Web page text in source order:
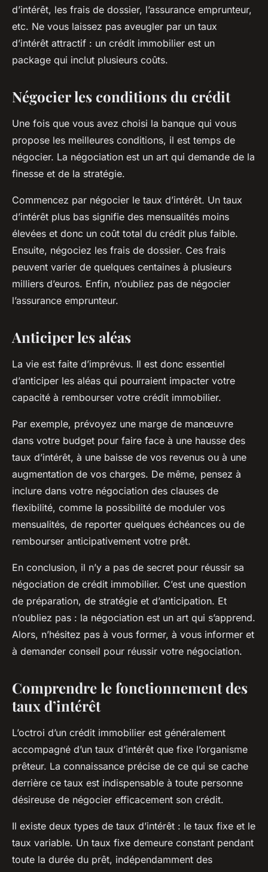
d’intérêt, les frais de dossier, l’assurance emprunteur,
etc. Ne vous laissez pas aveugler par un taux
d’intérêt attractif : un crédit immobilier est un
package qui inclut plusieurs coûts.
Négocier les conditions du crédit
Une fois que vous avez choisi la banque qui vous
propose les meilleures conditions, il est temps de
négocier. La négociation est un art qui demande de la
finesse et de la stratégie.
Commencez par négocier le taux d’intérêt. Un taux
d’intérêt plus bas signifie des mensualités moins
élevées et donc un coût total du crédit plus faible.
Ensuite, négociez les frais de dossier. Ces frais
peuvent varier de quelques centaines à plusieurs
milliers d’euros. Enfin, n’oubliez pas de négocier
l’assurance emprunteur.
Anticiper les aléas
La vie est faite d’imprévus. Il est donc essentiel
d’anticiper les aléas qui pourraient impacter votre
capacité à rembourser votre crédit immobilier.
Par exemple, prévoyez une marge de manœuvre
dans votre budget pour faire face à une hausse des
taux d’intérêt, à une baisse de vos revenus ou à une
augmentation de vos charges. De même, pensez à
inclure dans votre négociation des clauses de
flexibilité, comme la possibilité de moduler vos
mensualités, de reporter quelques échéances ou de
rembourser anticipativement votre prêt.
En conclusion, il n’y a pas de secret pour réussir sa
négociation de crédit immobilier. C’est une question
de préparation, de stratégie et d’anticipation. Et
n’oubliez pas : la négociation est un art qui s’apprend.
Alors, n’hésitez pas à vous former, à vous informer et
à demander conseil pour réussir votre négociation.
Comprendre le fonctionnement des
taux d’intérêt
L’octroi d’un crédit immobilier est généralement
accompagné d’un taux d’intérêt que fixe l’organisme
prêteur. La connaissance précise de ce qui se cache
derrière ce taux est indispensable à toute personne
désireuse de négocier efficacement son crédit.
Il existe deux types de taux d’intérêt : le taux fixe et le
taux variable. Un taux fixe demeure constant pendant
toute la durée du prêt, indépendamment des